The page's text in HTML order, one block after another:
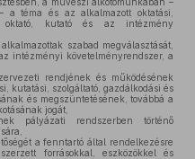
a téma és az alkalmazott oktatási,
oktató, kutató és az intézmény
szabad megválasztását,
intézményi követelményrendszer, a
rendjének és működésének
kutatási, szolgáltató, gazdálkodási és
és megszüntetésének, továbbá a
jogát,
pályázati rendszerben történő
a fenntartó által rendelkezésre
forrásokkal, eszközökkel és